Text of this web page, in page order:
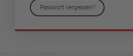
Passwort vergessen?